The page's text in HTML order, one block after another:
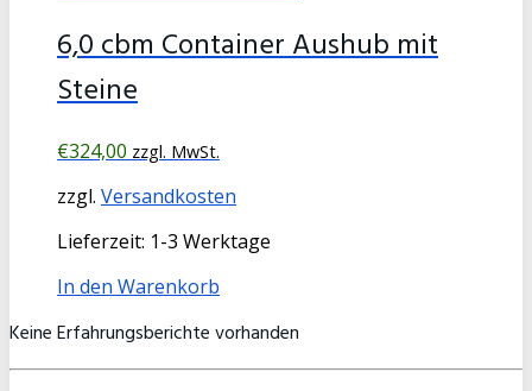
6,0 cbm Container Aushub mit
Steine
€324,00 zzgl. MwSt.
zzgl. Versandkosten
Lieferzeit: 1-3 Werktage
In den Warenkorb
Keine Erfahrungsberichte vorhanden